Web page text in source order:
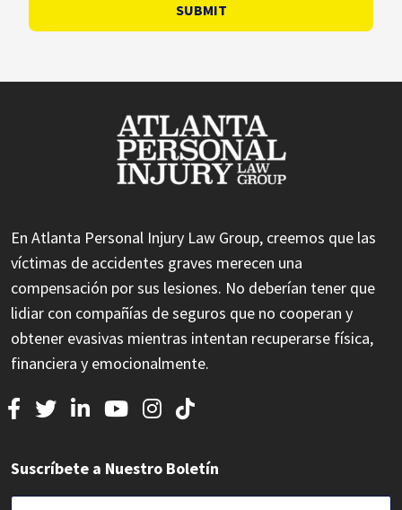
SUBMIT
En Atlanta Personal Injury Law Group, creemos que las
víctimas de accidentes graves merecen una
compensación por sus lesiones. No deberían tener que
lidiar con compañías de seguros que no cooperan y
obtener evasivas mientras intentan recuperarse física,
financiera y emocionalmente.
Suscríbete a Nuestro Boletín